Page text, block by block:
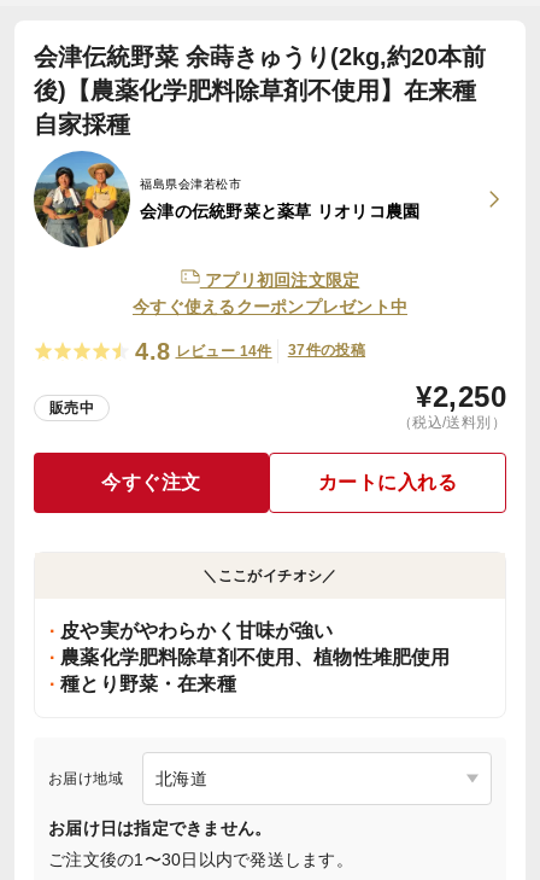
会津伝統野菜 余蒔きゅうり(2kg,約20本前
後)【農薬化学肥料除草剤不使用】在来種
自家採種
福島県会津若松市
会津の伝統野菜と薬草 リオリコ農園
アプリ初回注文限定
今すぐ使えるクーポンプレゼント中
4.8 レビュー 14件 37件の投稿
販売中 ¥2,250
（税込/送料別）
今すぐ注文 カートに入れる
＼ここがイチオシ／
皮や実がやわらかく甘味が強い
農薬化学肥料除草剤不使用、植物性堆肥使用
種とり野菜・在来種
お届け地域
お届け日は指定できません。
ご注文後の1〜30日以内で発送します。